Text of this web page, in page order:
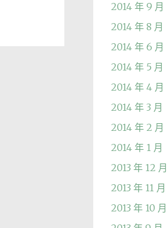
2014 年 9 月
2014 年 8 月
2014 年 6 月
2014 年 5 月
2014 年 4 月
2014 年 3 月
2014 年 2 月
2014 年 1 月
2013 年 12 月
2013 年 11 月
2013 年 10 月